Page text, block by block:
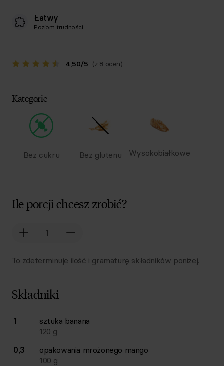
Łatwy
Poziom trudności
4,50/5 (z 8 ocen)
Kategorie
Bez cukru Bez glutenu Wysokobiałkowe
Ile porcji chcesz zrobić?
To zdeterminuje ilość i gramaturę składników poniżej.
Składniki
Lista składników przepisu z ilościami i wagami
Ilość Składnik
1 sztuka banana
120 g
0,3
opakowania mrożonego mango
100 g